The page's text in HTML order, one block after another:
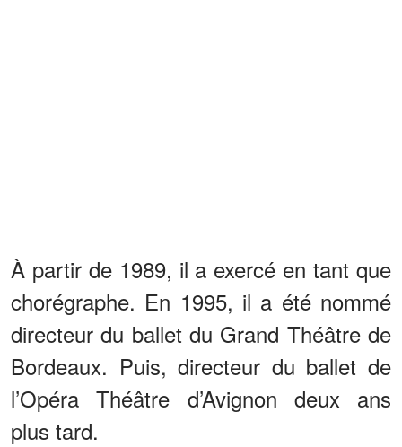
À partir de 1989, il a exercé en tant que
chorégraphe. En 1995, il a été nommé
directeur du ballet du Grand Théâtre de
Bordeaux. Puis, directeur du ballet de
l’Opéra Théâtre d’Avignon deux ans
plus tard.